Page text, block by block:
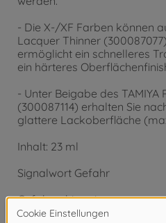
- Die X-/XF Farben können
Lacquer Thinner
ermöglicht ein schnelleres
ein härteres
- Unter Beigabe des TAMIYA
(300087114) erhalten Sie
glattere Lackoberfläche
Inhalt: 23 ml
Signalwort Gefahr
Gefahrenhinweise: